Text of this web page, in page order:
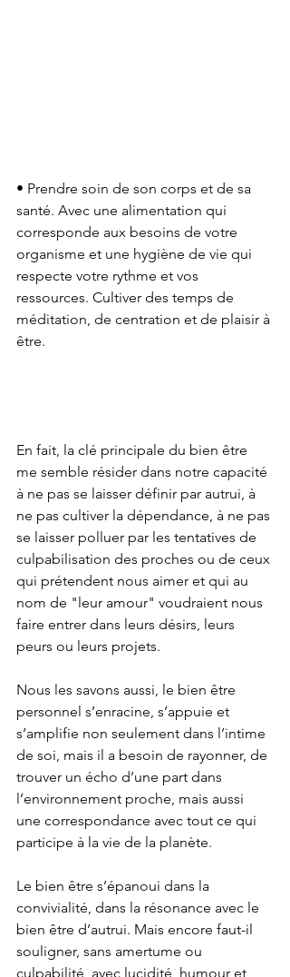
• Prendre soin de son corps et de sa
santé. Avec une alimentation qui
corresponde aux besoins de votre
organisme et une hygiène de vie qui
respecte votre rythme et vos
ressources. Cultiver des temps de
méditation, de centration et de plaisir à
être.
En fait, la clé principale du bien être
me semble résider dans notre capacité
à ne pas se laisser définir par autrui, à
ne pas cultiver la dépendance, à ne pas
se laisser polluer par les tentatives de
culpabilisation des proches ou de ceux
qui prétendent nous aimer et qui au
nom de "leur amour" voudraient nous
faire entrer dans leurs désirs, leurs
peurs ou leurs projets.
Nous les savons aussi, le bien être
personnel s’enracine, s’appuie et
s’amplifie non seulement dans l’intime
de soi, mais il a besoin de rayonner, de
trouver un écho d’une part dans
l’environnement proche, mais aussi
une correspondance avec tout ce qui
participe à la vie de la planète.
Le bien être s’épanoui dans la
convivialité, dans la résonance avec le
bien être d’autrui. Mais encore faut-il
souligner, sans amertume ou
culpabilité, avec lucidité, humour et